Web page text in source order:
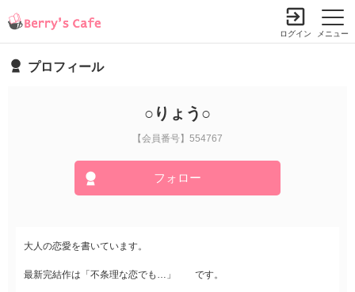
メニュー
ログイン
プロフィール
○りょう○
【会員番号】554767
フォロー
大人の恋愛を書いています。
最新完結作は「不条理な恋でも…」 です。